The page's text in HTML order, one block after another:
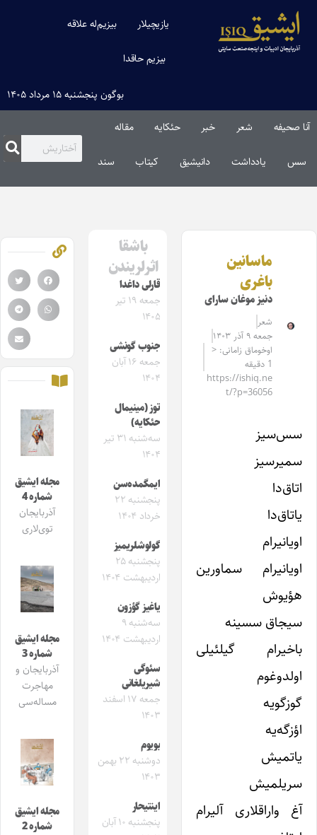
یازیچیلار بیزیم‌له علاقه
بیزیم حاقدا
بوگون پنجشنبه ۱۵ مرداد ۱۴۰۵
آنا صحیفه شعر خبر حئکایه مقاله‌
سس یادداشت دانیشیق کیتاب سند
ماسانین
باغری
دنیز موغان‌ سارای
شعر
جمعه ۹ آذر ۱۴۰۳
اوخوماق زامانی: <
1 دقیقه
https://ishiq.ne
t/?p=36056
سس‌سیز
سمیرسیز
اتاق‌دا
یاتاق‌دا
اویانیرام
اویانیرام سماورین
هؤیوش
سیجاق سسینه
باخیرام گیلئیلی
اولدوغوم
گوزگویه
اؤزگه‌یه
یاتمیش
سریلمیش
آغ واراقلاری آلیرام
باشقا
اثرلریندن
قارلی داغدا
جمعه ۱۹ تیر
۱۴۰۵
جنوب گونشی
جمعه ۱۶ آبان
۱۴۰۴
توز (مینیمال
حئکایه)
سه‌شنبه ۳۱ تیر
۱۴۰۴
ایمگمده‌سن
پنجشنبه ۲۲
خرداد ۱۴۰۴
گولوشلریمیز
پنجشنبه ۲۵
اردیبهشت ۱۴۰۴
یاغیز گؤزون
سه‌شنبه ۹
اردیبهشت ۱۴۰۴
سئوگی
شیریلغانی
جمعه ۱۷ اسفند
۱۴۰۳
بویوم
دوشنبه ۲۲ بهمن
۱۴۰۳
اینتیحار
پنجشنبه ۱۰ آبان
مجله ایشیق
شماره 4
آذربایجان
توی‌لاری
مجله ایشیق
شماره 3
آذربایجان و
مهاجرت
مساله‌سی
مجله ایشیق
شماره 2